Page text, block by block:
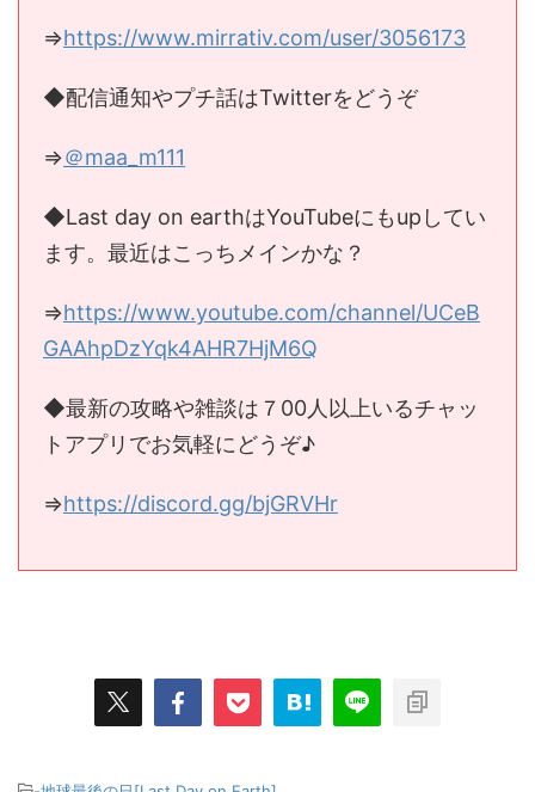
⇒https://www.mirrativ.com/user/3056173
◆配信通知やプチ話はTwitterをどうぞ
⇒＠maa_m111
◆Last day on earthはYouTubeにもupしてい
ます。最近はこっちメインかな？
⇒https://www.youtube.com/channel/UCeB
GAAhpDzYqk4AHR7HjM6Q
◆最新の攻略や雑談は７00人以上いるチャッ
トアプリでお気軽にどうぞ♪
⇒https://discord.gg/bjGRVHr